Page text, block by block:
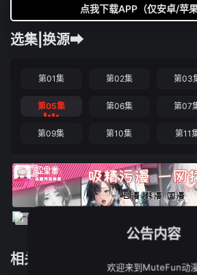
点我下载APP（仅安卓/苹果
选集|换源➡
第01集 第02集 第03
第05集 第06集 第07
第09集 第10集 第11
相关推荐
公告内容
欢迎来到MuteFun动